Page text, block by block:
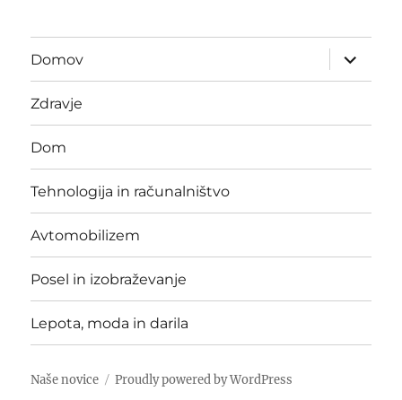
Domov
expand
child
menu
Zdravje
Dom
Tehnologija in računalništvo
Avtomobilizem
Posel in izobraževanje
Lepota, moda in darila
Naše novice Proudly powered by WordPress